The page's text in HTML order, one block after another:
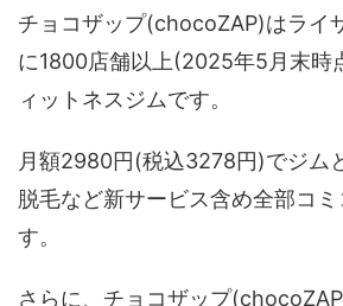
チョコザップ(chocoZAP)はライ
に1800店舗以上(2025年5月末時
ィットネスジムです。
月額2980円(税込3278円)でジム
脱毛など新サービス含め全部コ
す。
さらに、チョコザップ